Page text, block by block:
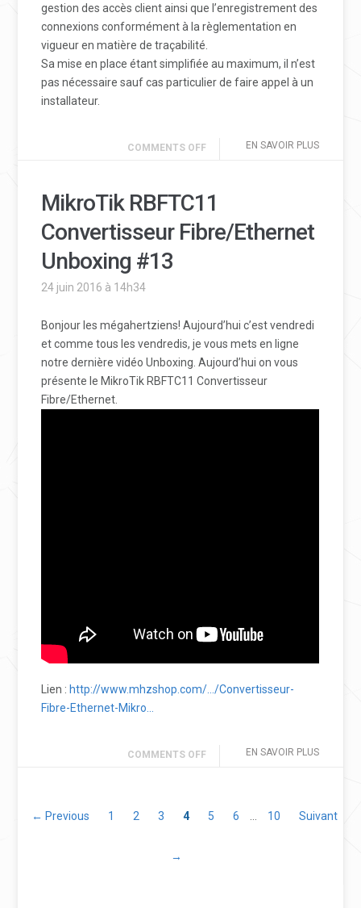
gestion des accès client ainsi que l’enregistrement des
connexions conformément à la règlementation en
vigueur en matière de traçabilité.
Sa mise en place étant simplifiée au maximum, il n’est
pas nécessaire sauf cas particulier de faire appel à un
installateur.
EN SAVOIR PLUS
COMMENTS OFF
MikroTik RBFTC11
Convertisseur Fibre/Ethernet
Unboxing #13
24 juin 2016 à 14h34
Bonjour les mégahertziens! Aujourd’hui c’est vendredi
et comme tous les vendredis, je vous mets en ligne
notre dernière vidéo Unboxing. Aujourd’hui on vous
présente le MikroTik RBFTC11 Convertisseur
Fibre/Ethernet.
Lien : http://www.mhzshop.com/…/Convertisseur-
Fibre-Ethernet-Mikro…
EN SAVOIR PLUS
COMMENTS OFF
← Previous 1 2 3 4 5 6 10 Suivant
→